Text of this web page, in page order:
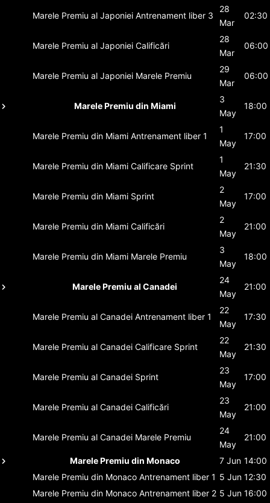
Marele Premiu al Japoniei Antrenament liber 3
28
Mar
02:30
Marele Premiu al Japoniei Calificări
28
Mar
06:00
Marele Premiu al Japoniei Marele Premiu
29
Mar
06:00
Marele Premiu din Miami
3
May
18:00
Marele Premiu din Miami Antrenament liber 1
1
May
17:00
Marele Premiu din Miami Calificare Sprint
1
May
21:30
Marele Premiu din Miami Sprint
2
May
17:00
Marele Premiu din Miami Calificări
2
May
21:00
Marele Premiu din Miami Marele Premiu
3
May
18:00
Marele Premiu al Canadei
24
May
21:00
Marele Premiu al Canadei Antrenament liber 1
22
May
17:30
Marele Premiu al Canadei Calificare Sprint
22
May
21:30
Marele Premiu al Canadei Sprint
23
May
17:00
Marele Premiu al Canadei Calificări
23
May
21:00
Marele Premiu al Canadei Marele Premiu
24
May
21:00
Marele Premiu din Monaco 7 Jun 14:00
Marele Premiu din Monaco Antrenament liber 1 5 Jun 12:30
Marele Premiu din Monaco Antrenament liber 2 5 Jun 16:00